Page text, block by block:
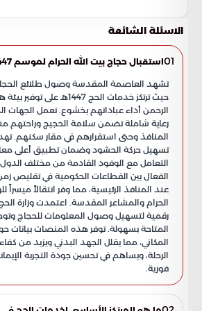
الاسئلة الشائعة
01استقبال حجاج بيت الله الحرام لموسم 1447هـ
تشهد العاصمة المقدسة وصول طلائع
حيث ترتكز خدمات الحج 1447هـ
الرحمن أداء عباداتهم بخشوع. تعمل الجهات
رعاية شاملة تضمن سلامة الحجيج وراحتهم
المنافذ وحتى استقرارهم في مقار سكنهم.
تسهيل حركة الحشود وضمان تطبيق أعلى
التعامل مع الوفود القادمة من مختلف
الفعال بين القطاعات الحكومية في تقليص زمن
عند المنافذ الرئيسية، مما وفر انتقالاً
الحرام والمشاعر المقدسة. اعتمدت وزارة
رقمية لتسهيل وصول المعلومات للحجاج
المتاحة بسهولة. توفر هذه المنصات بيانات
المكاني، مما يقلل الجهد البدني ويزيد من
الرحلة، ويساهم في تحسين جودة التجربة
فورية.